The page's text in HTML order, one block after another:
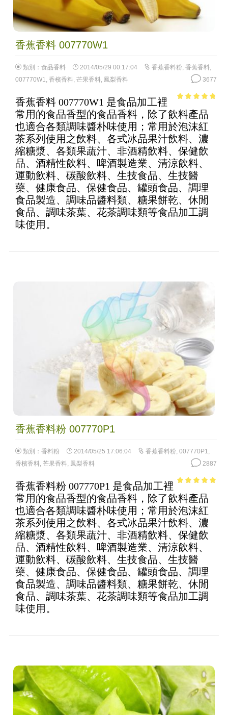
香蕉香料 007770W1
類別： 食品香料 2014/05/29 00:17:04 香蕉香料粉, 香蕉香料
007770W1
香檳香料 芒果香料 鳳梨香料 3677
5
香蕉香料 007770W1 是食品加工裡
常用的食品香型的食品香料，除了飲料產品
也適合各類調味醬朴味使用；常用於泡沫紅
茶系列使用之飲料、各式冰品果汁飲料、濃
縮糖漿、各類果蔬汁、非酒精飲料、保健飲
品、酒精性飲料、啤酒製造業、清涼飲料、
運動飲料、碳酸飲料、生技食品、生技醫
藥、健康食品、保健食品、罐頭食品、調理
食品製造、調味品醬料類、糖果餅乾、休閒
食品、調味茶葉、花茶調味類等食品加工調
味使用。
香蕉香料粉 007770P1
類別： 香料粉 2014/05/25 17:06:04 香蕉香料粉, 007770P1,
香檳香料, 芒果香料, 鳳梨香料 2887
香蕉香料粉 007770P1 是食品加工裡
常用的食品香型的食品香料，除了飲料產品
也適合各類調味醬朴味使用；常用於泡沫紅
茶系列使用之飲料、各式冰品果汁飲料、濃
縮糖漿、各類果蔬汁、非酒精飲料、保健飲
品、酒精性飲料、啤酒製造業、清涼飲料、
運動飲料、碳酸飲料、生技食品、生技醫
藥、健康食品、保健食品、罐頭食品、調理
食品製造、調味品醬料類、糖果餅乾、休閒
食品、調味茶葉、花茶調味類等食品加工調
味使用。